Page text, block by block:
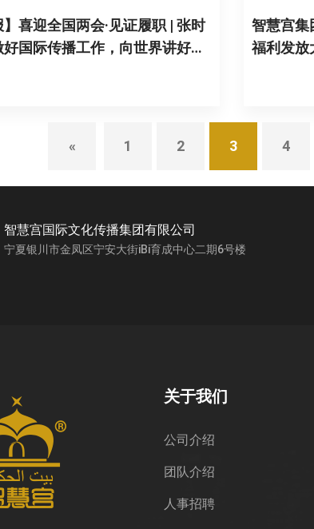
】喜迎全国两会·见证履职 | 张时
国际传播工作，向世界讲好中
智慧宫集
福利发放
« 1 2 3 4
智慧宫国际文化传播集团有限公司
宁夏银川市金凤区宁安大街iBi育成中心二期6号楼
关于我们
公司介绍
团队介绍
人事招聘